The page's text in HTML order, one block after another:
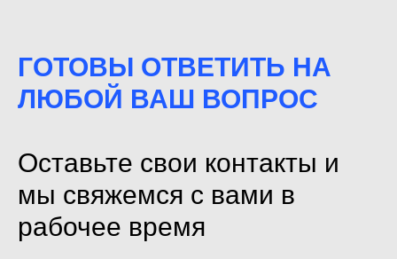
ГОТОВЫ ОТВЕТИТЬ НА
ЛЮБОЙ ВАШ ВОПРОС
Оставьте свои контакты и
мы свяжемся с вами в
рабочее время